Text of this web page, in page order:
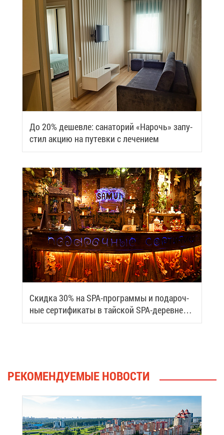
До 20% де­шев­ле: са­на­то­рий «На­рочь» за­пу­
стил ак­цию на пу­тев­ки с ле­че­ни­ем
Скид­ка 30% на SPA-про­грам­мы и по­да­роч­
ные сер­ти­фи­ка­ты в тай­ской SPA-де­ревне
Samui
РЕ­КО­МЕН­ДУ­Е­МЫЕ НО­ВО­СТИ